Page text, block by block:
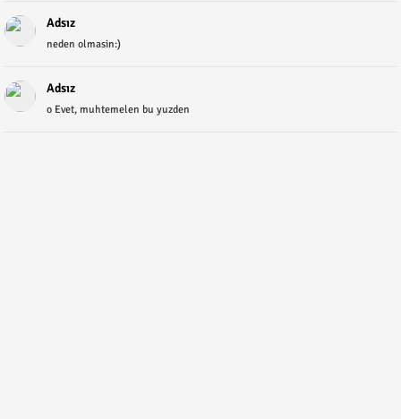
Adsız
neden olmasin:)
Adsız
o Evet, muhtemelen bu yuzden